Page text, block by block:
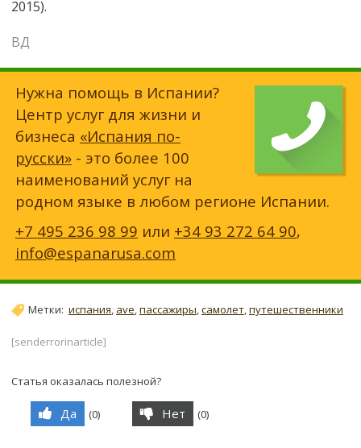
2015).
ВД
Нужна помощь в Испании?
Центр услуг для жизни и
бизнеса «Испания по-
русски» - это более 100
наименований услуг на
родном языке в любом регионе Испании.
+7 495 236 98 99 или +34 93 272 64 90,
info@espanarusa.com
Метки: испания, ave,пассажиры,самолет,путешественники
[senderrorinarticle]
Статья оказалась полезной?
Да (0) Нет (0)